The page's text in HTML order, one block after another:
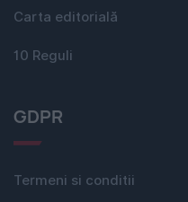
Carta editorială
10 Reguli
GDPR
Termeni si conditii